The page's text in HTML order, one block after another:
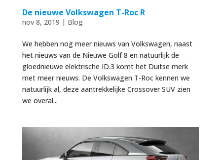
De nieuwe Volkswagen T-Roc R
nov 8, 2019 | Blog
We hebben nog meer nieuws van Volkswagen, naast
het nieuws van de Nieuwe Golf 8 en natuurlijk de
gloednieuwe elektrische ID.3 komt het Duitse merk
met meer nieuws. De Volkswagen T-Roc kennen we
natuurlijk al, deze aantrekkelijke Crossover SUV zien
we overal...